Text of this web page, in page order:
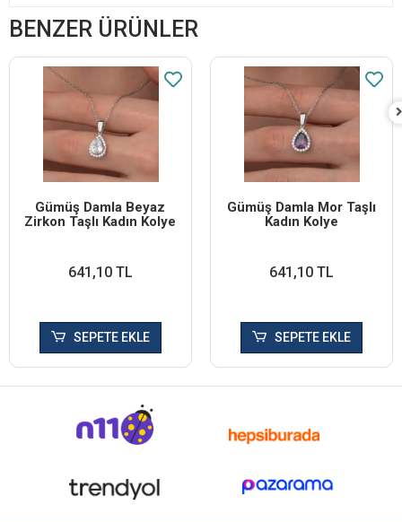
BENZER ÜRÜNLER
Gümüş Damla Beyaz
Zirkon Taşlı Kadın Kolye
641,10 TL
SEPETE EKLE
Gümüş Damla Mor Taşlı
Kadın Kolye
641,10 TL
SEPETE EKLE